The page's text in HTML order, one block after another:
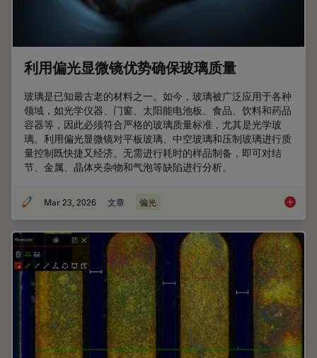
利用偏光显微镜优势确保玻璃质量
玻璃是已知最古老的材料之一。如今，玻璃被广泛应用于各种
领域，如光学仪器、门窗、太阳能电池板、食品、饮料和药品
容器等，因此必须符合严格的玻璃质量标准，尤其是光学玻
璃。利用偏光显微镜对平板玻璃、中空玻璃和压制玻璃进行质
量控制既快捷又经济。无需进行耗时的样品制备，即可对结
节、金属、晶体夹杂物和气泡等缺陷进行分析。
Mar 23, 2026 文章 偏光 利用偏